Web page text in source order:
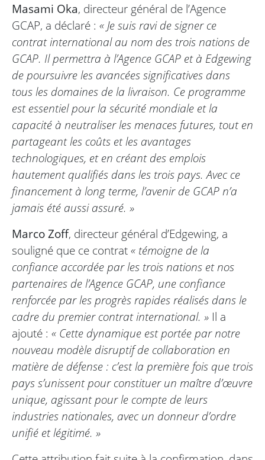
Masami Oka, directeur général de l’Agence
GCAP, a déclaré : « Je suis ravi de signer ce
contrat international au nom des trois nations de
GCAP. Il permettra à l’Agence GCAP et à Edgewing
de poursuivre les avancées significatives dans
tous les domaines de la livraison. Ce programme
est essentiel pour la sécurité mondiale et la
capacité à neutraliser les menaces futures, tout en
partageant les coûts et les avantages
technologiques, et en créant des emplois
hautement qualifiés dans les trois pays. Avec ce
financement à long terme, l’avenir de GCAP n’a
jamais été aussi assuré. »
Marco Zoff, directeur général d’Edgewing, a
souligné que ce contrat« témoigne de la
confiance accordée par les trois nations et nos
partenaires de l’Agence GCAP, une confiance
renforcée par les progrès rapides réalisés dans le
cadre du premier contrat international. » Il a
ajouté : « Cette dynamique est portée par notre
nouveau modèle disruptif de collaboration en
matière de défense : c’est la première fois que trois
pays s’unissent pour constituer un maître d’œuvre
unique, agissant pour le compte de leurs
industries nationales, avec un donneur d’ordre
unifié et légitimé. »